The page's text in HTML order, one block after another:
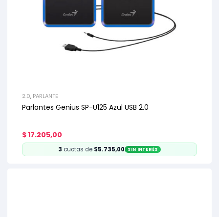
2.0, PARLANTE
Parlantes Genius SP-U125 Azul USB 2.0
$17.205,00
3 cuotas de $5.735,00 SIN INTERÉS